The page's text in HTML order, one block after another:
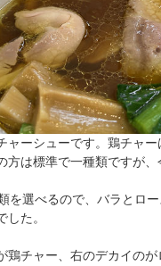
ャーシューです。鶏チャー
方は標準で一種類ですが
を選べるので、バラとロ
した。
鶏チャー、右のデカイの